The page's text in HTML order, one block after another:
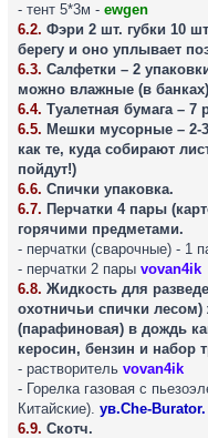
- тент 5*3м - ewgen
6.2. Фэри 2 шт. губки 10
берегу и оно уплывает
6.3. Салфетки – 2
можно влажные (в банках)
6.4. Туалетная бумага – 7
6.5. Мешки мусорные – 2-
как те, куда собирают
пойдут!)
6.6. Спички упаковка.
6.7. Перчатки 4 пары
горячими предметами.
- перчатки (сварочные) - 1
- перчатки 2 пары vovan4ik
6.8. Жидкость для
охотничьи спички лесом)
(парафиновая) в дождь
керосин, бензин и набор
- растворитель vovan4ik
- Горелка газовая с
Китайские). ув.Che-Burator.
6.9. Скотч.